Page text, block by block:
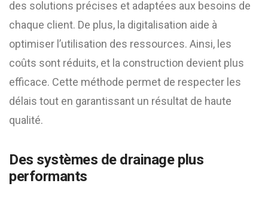
des solutions précises et adaptées aux besoins de
chaque client. De plus, la digitalisation aide à
optimiser l’utilisation des ressources. Ainsi, les
coûts sont réduits, et la construction devient plus
efficace. Cette méthode permet de respecter les
délais tout en garantissant un résultat de haute
qualité.
Des systèmes de drainage plus
performants